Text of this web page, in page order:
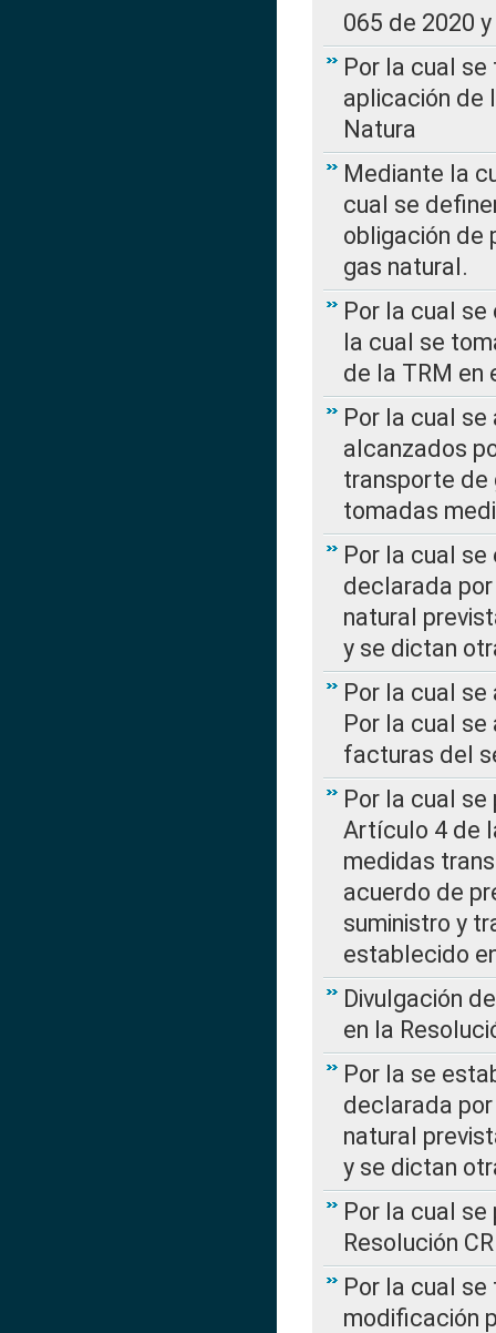
065 de 2020
Por la cual
aplicación de
Natura
Mediante la
cual se
obligación de
gas natural.
Por la cual se
la cual se
de la TRM en
Por la cual
alcanzados
transporte de
tomadas
Por la cual
declarada
natural
y se dictan
Por la cual se
Por la cual
facturas del
Por la cual
Artículo 4 de
medidas
acuerdo de
suministro y
establecido
Divulgación
en la
Por la se
declarada
natural
y se dictan
Por la cual
Resolución
Por la cual
modificación